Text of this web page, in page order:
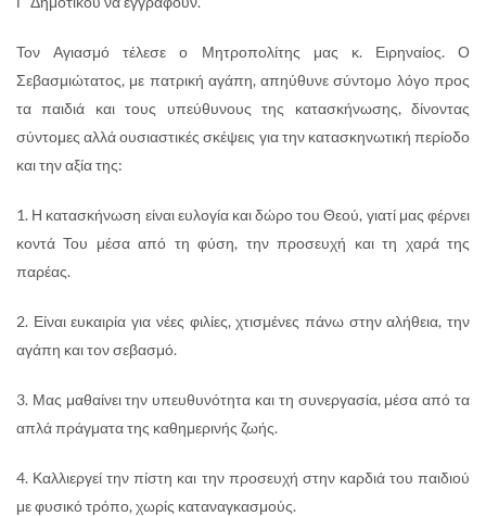
Τον Αγιασμό τέλεσε ο Μητροπολίτης μας κ. Ειρηναίος. Ο
Σεβασμιώτατος, με πατρική αγάπη, απηύθυνε σύντομο λόγο προς
τα παιδιά και τους υπεύθυνους της κατασκήνωσης, δίνοντας
σύντομες αλλά ουσιαστικές σκέψεις για την κατασκηνωτική περίοδο
και την αξία της:
1. Η κατασκήνωση είναι ευλογία και δώρο του Θεού, γιατί μας φέρνει
κοντά Του μέσα από τη φύση, την προσευχή και τη χαρά της
παρέας.
2. Είναι ευκαιρία για νέες φιλίες, χτισμένες πάνω στην αλήθεια, την
αγάπη και τον σεβασμό.
3. Μας μαθαίνει την υπευθυνότητα και τη συνεργασία, μέσα από τα
απλά πράγματα της καθημερινής ζωής.
4. Καλλιεργεί την πίστη και την προσευχή στην καρδιά του παιδιού
με φυσικό τρόπο, χωρίς καταναγκασμούς.